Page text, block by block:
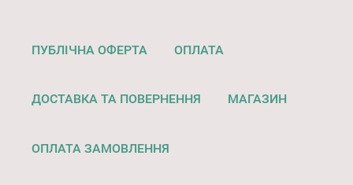
ПУБЛІЧНА ОФЕРТА ОПЛАТА
ДОСТАВКА ТА ПОВЕРНЕННЯ МАГАЗИН
ОПЛАТА ЗАМОВЛЕННЯ